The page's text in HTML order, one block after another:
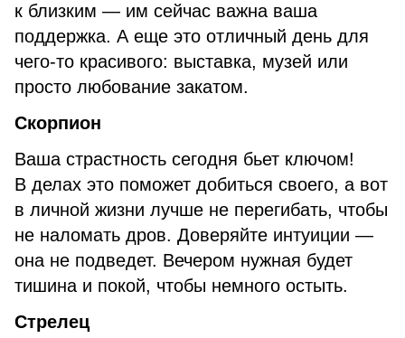
к близким — им сейчас важна ваша
поддержка. А еще это отличный день для
чего-то красивого: выставка, музей или
просто любование закатом.
Скорпион
Ваша страстность сегодня бьет ключом!
В делах это поможет добиться своего, а вот
в личной жизни лучше не перегибать, чтобы
не наломать дров. Доверяйте интуиции —
она не подведет. Вечером нужная будет
тишина и покой, чтобы немного остыть.
Стрелец